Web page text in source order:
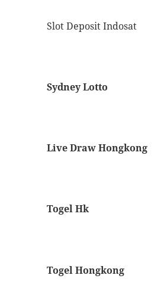
Slot Deposit Indosat
Sydney Lotto
Live Draw Hongkong
Togel Hk
Togel Hongkong